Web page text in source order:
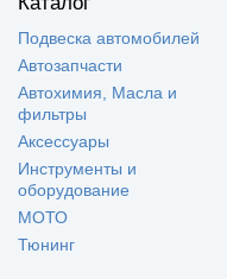
Подвеска автомобилей
Автозапчасти
Автохимия, Масла и
фильтры
Аксессуары
Инструменты и
оборудование
МОТО
Тюнинг